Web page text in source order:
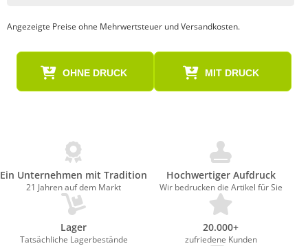
Angezeigte Preise ohne Mehrwertsteuer und Versandkosten.
OHNE DRUCK MIT DRUCK
Ein Unternehmen mit Tradition
21 Jahren auf dem Markt
Hochwertiger Aufdruck
Wir bedrucken die Artikel für Sie
Lager
Tatsächliche Lagerbestände
20.000+
zufriedene Kunden